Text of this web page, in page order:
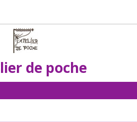
de poche